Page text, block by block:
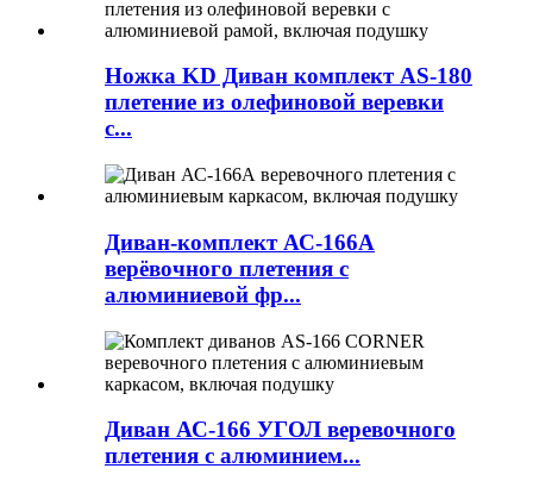
Ножка KD Диван комплект AS-180
плетение из олефиновой веревки
с...
Диван-комплект АС-166А
верёвочного плетения с
алюминиевой фр...
Диван АС-166 УГОЛ веревочного
плетения с алюминием...